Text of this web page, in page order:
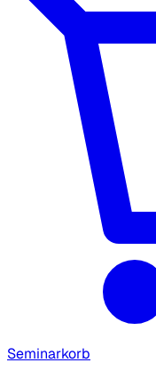
Seminarkorb